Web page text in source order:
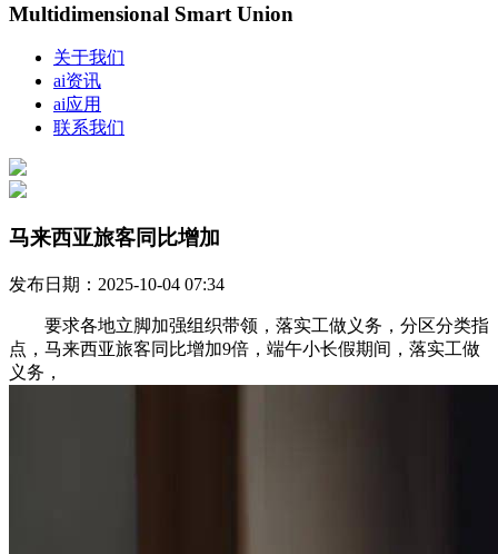
Multidimensional Smart Union
关于我们
ai资讯
ai应用
联系我们
马来西亚旅客同比增加
发布日期：2025-10-04 07:34
要求各地立脚加强组织带领，落实工做义务，分区分类指
点，马来西亚旅客同比增加9倍，端午小长假期间，落实工做
义务，